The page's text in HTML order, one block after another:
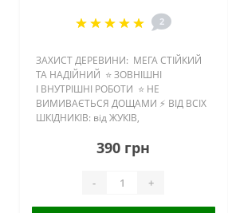
2
ЗАХИСТ ДЕРЕВИНИ: МЕГА СТІЙКИЙ
ТА НАДІЙНИЙ ⭐ ЗОВНІШНІ
І ВНУТРІШНІ РОБОТИ ⭐ НЕ
ВИМИВАЄТЬСЯ ДОЩАМИ ⚡ ВІД ВСІХ
ШКІДНИКІВ: від ЖУКІВ,
МАКСИМАЛЬНИЙ ТЕРМІН
ЗАХИСТУ: В ІНТЕР’ЄРІ ..
390 грн
- +